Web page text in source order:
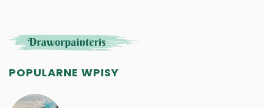
POPULARNE WPISY